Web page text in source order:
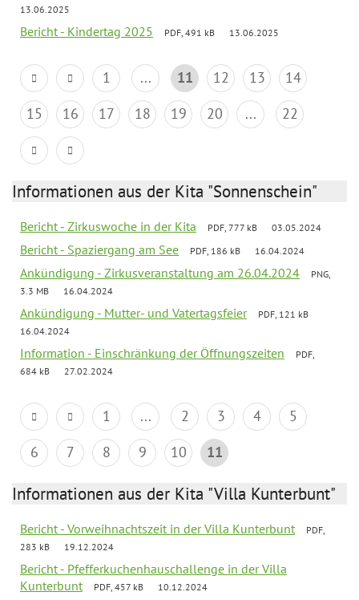
13.06.2025
Bericht - Kindertag 2025 PDF, 491 kB 13.06.2025
1 ... 11 12 13
14
15
16 17 18 19 20 ... 22
Informationen aus der Kita "Sonnenschein"
Bericht - Zirkuswoche in der Kita PDF, 777 kB 03.05.2024
Bericht - Spaziergang am See PDF, 186 kB 16.04.2024
Ankündigung - Zirkusveranstaltung am 26.04.2024
PNG,
3.3 MB
16.04.2024
Ankündigung - Mutter- und Vatertagsfeier
PDF, 121 kB
16.04.2024
Information - Einschränkung der Öffnungszeiten
PDF,
684 kB
27.02.2024
1 ... 2 3 4
5
6
7 8 9 10 11
Informationen aus der Kita "Villa Kunterbunt"
Bericht - Vorweihnachtszeit in der Villa Kunterbunt
PDF,
283 kB
19.12.2024
Bericht - Pfefferkuchenhauschallenge in der Villa
Kunterbunt
PDF, 457 kB 10.12.2024